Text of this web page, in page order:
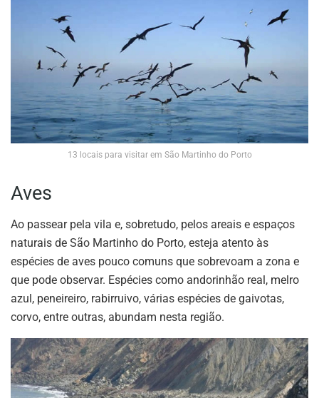
13 locais para visitar em São Martinho do Porto
Aves
Ao passear pela vila e, sobretudo, pelos areais e espaços
naturais de São Martinho do Porto, esteja atento às
espécies de aves pouco comuns que sobrevoam a zona e
que pode observar. Espécies como andorinhão real, melro
azul, peneireiro, rabirruivo, várias espécies de gaivotas,
corvo, entre outras, abundam nesta região.